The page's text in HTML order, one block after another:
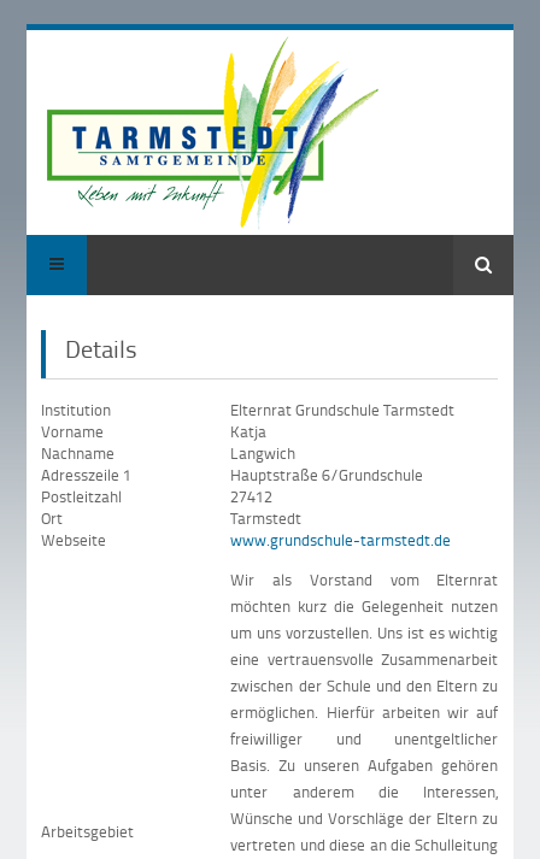
Suche
Details
Institution
Elternrat Grundschule Tarmstedt
Vorname
Katja
Nachname
Langwich
Adresszeile 1
Hauptstraße 6/Grundschule
Postleitzahl
27412
Ort
Tarmstedt
Webseite
www.grundschule-tarmstedt.de
Arbeitsgebiet
Wir als Vorstand vom Elternrat
möchten kurz die Gelegenheit nutzen
um uns vorzustellen. Uns ist es wichtig
eine vertrauensvolle Zusammenarbeit
zwischen der Schule und den Eltern zu
ermöglichen. Hierfür arbeiten wir auf
freiwilliger und unentgeltlicher
Basis. Zu unseren Aufgaben gehören
unter anderem die Interessen,
Wünsche und Vorschläge der Eltern zu
vertreten und diese an die Schulleitung